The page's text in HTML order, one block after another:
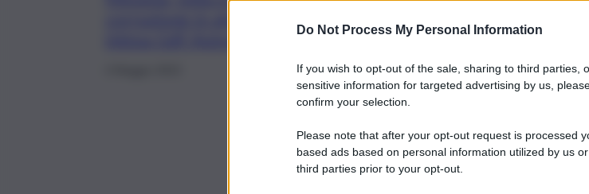
Do Not Process My Personal Information
If you wish to opt-out of the sale, sharing to third parties,
sensitive information for targeted advertising by us,
confirm your selection.
Please note that after your opt-out request is processed
based ads based on personal information utilized by us
third parties prior to your opt-out.
intesa Gdf-Autorità portuale